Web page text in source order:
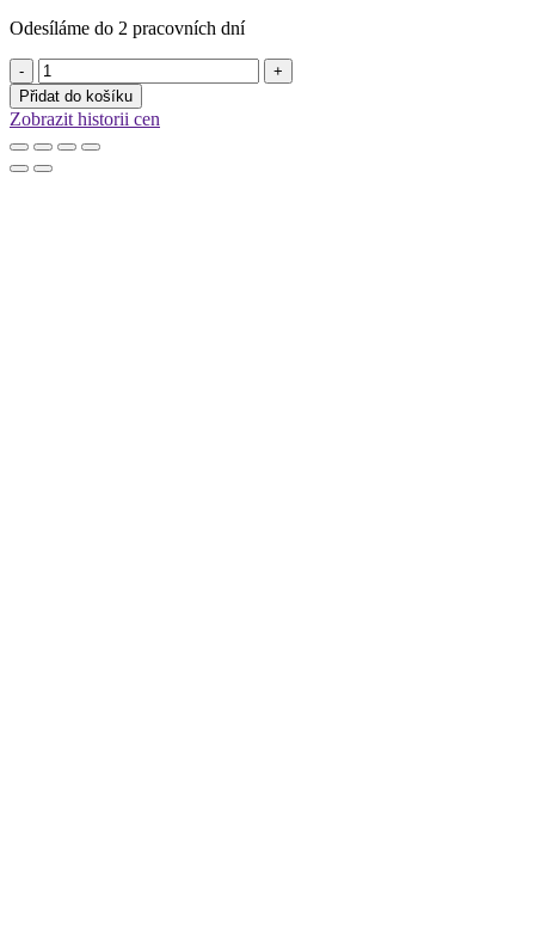
Odesíláme do 2 pracovních dní
Insert:
Válka
o
prsten
Karetní
hra
Přidat do košíku
Zobrazit historii cen